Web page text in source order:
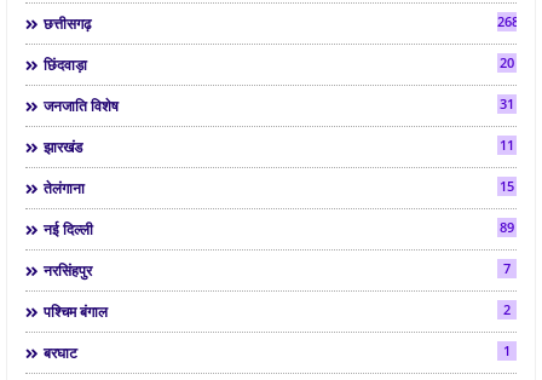
छत्तीसगढ़ 268
छिंदवाड़ा 20
जनजाति विशेष 31
झारखंड 11
तेलंगाना 15
नई दिल्ली 89
नरसिंहपुर 7
पश्चिम बंगाल 2
बरघाट 1